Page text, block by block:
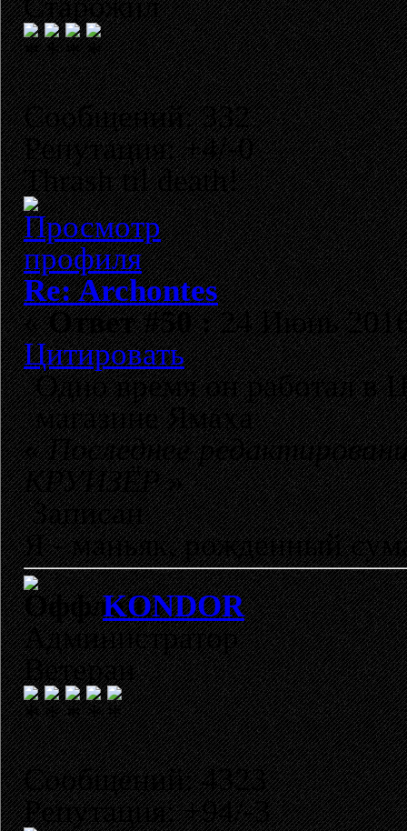
Сообщений: 332
Репутация: +4/-0
Thrash til death!
Re: Archontes
«Ответ #50 :24 Июнь
Цитировать
Одно время он работал в
магазине Ямаха
«Последнее
КРУИЗЁР»
Записан
Я - маньяк, рожденный
KONDOR
Администратор
Ветеран
Сообщений: 4323
Репутация: +94/-3